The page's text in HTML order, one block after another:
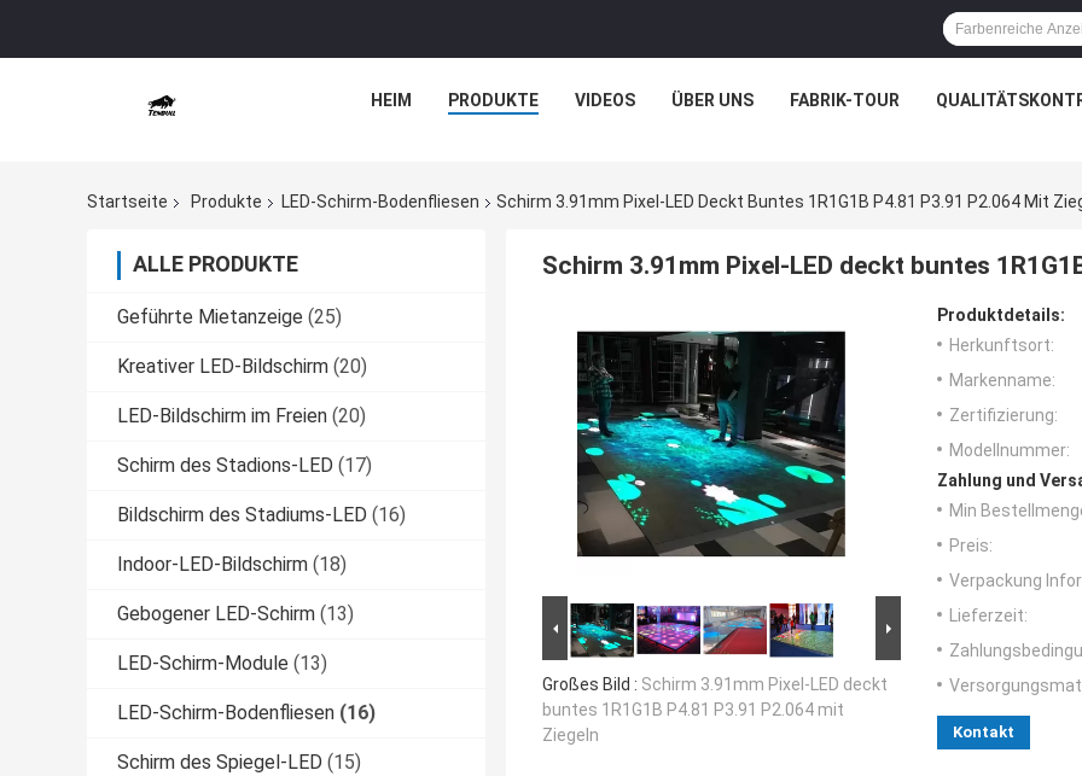
HEIM PRODUKTE VIDEOS ÜBER UNS FABRIK-TOUR
Startseite Produkte LED-Schirm-Bodenfliesen Schirm 3.91mm Pixel-LED Deckt Buntes 1R1G1B P4.81 P3.91 P2.064 Mit
ALLE PRODUKTE
Geführte Mietanzeige (25)
Kreativer LED-Bildschirm (20)
LED-Bildschirm im Freien (20)
Schirm des Stadions-LED (17)
Bildschirm des Stadiums-LED (16)
Indoor-LED-Bildschirm (18)
Gebogener LED-Schirm (13)
LED-Schirm-Module (13)
LED-Schirm-Bodenfliesen (16)
Schirm des Spiegel-LED (15)
Schirm 3.91mm Pixel-LED deckt buntes
Großes Bild : Schirm 3.91mm Pixel-LED deckt
buntes 1R1G1B P4.81 P3.91 P2.064 mit
Ziegeln
Produktdetails:
Herkunftsort:
Markenname:
Zertifizierung:
Modellnummer:
Zahlung und
Min
Preis:
Verpackung
Lieferzeit:
Kontakt